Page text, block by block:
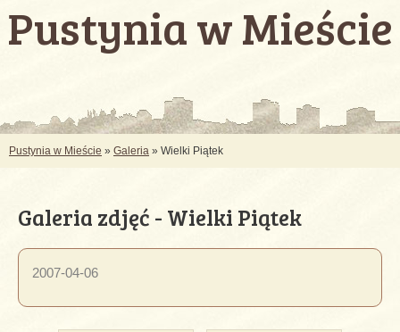
Pustynia w Mieście
Pustynia w Mieście » Galeria » Wielki Piątek
Galeria zdjęć - Wielki Piątek
2007-04-06